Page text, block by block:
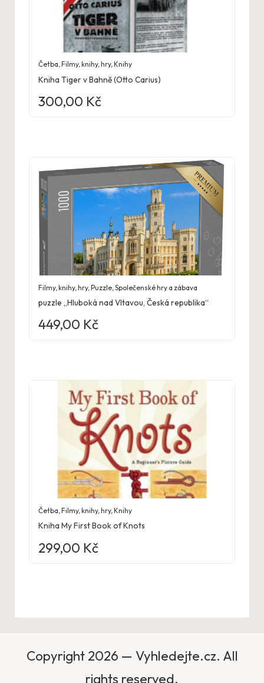
Četba,Filmy, knihy, hry,Knihy
Kniha Tiger v Bahně (Otto Carius)
300,00 Kč
Filmy, knihy, hry,Puzzle ,Společenské hry a zábava
puzzle „Hluboká nad Vltavou, Česká republika“
449,00 Kč
Četba ,Filmy, knihy, hry,Knihy
Kniha My First Book of Knots
299,00 Kč
Copyright 2026 — Vyhledejte.cz. All
rights reserved.